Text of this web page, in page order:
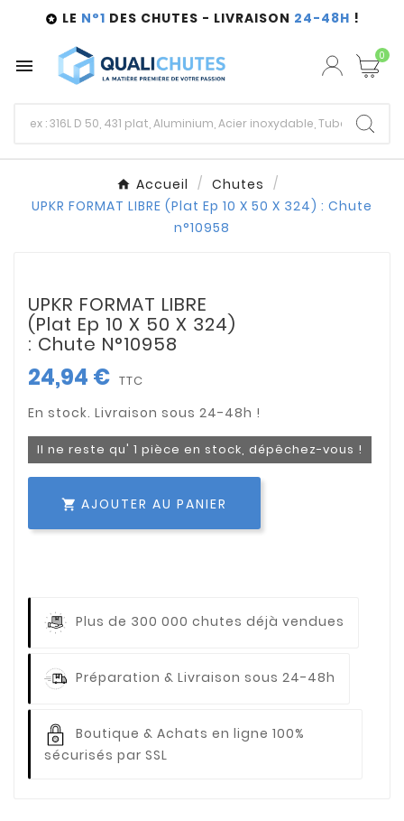
 LE N°1 DES CHUTES - LIVRAISON 24-48H !
 0
Accueil
Chutes
UPKR FORMAT LIBRE (Plat Ep 10 X 50 X 324) : Chute
n°10958
UPKR FORMAT LIBRE
(Plat Ep 10 X 50 X 324)
: Chute N°10958
24,94 € TTC
Il ne reste qu' 1 pièce en stock, dépêchez-vous !
 AJOUTER AU PANIER
Plus de 300 000 chutes déjà vendues
Préparation & Livraison sous 24-48h
Boutique & Achats en ligne 100%
sécurisés par SSL